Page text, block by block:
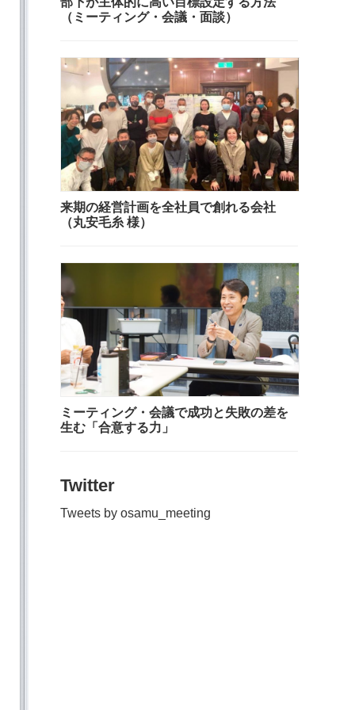
（ミーティング・会議・面談）
来期の経営計画を全社員で創れる会社
（丸安毛糸 様）
ミーティング・会議で成功と失敗の差を
生む「合意する力」
Twitter
Tweets by osamu_meeting